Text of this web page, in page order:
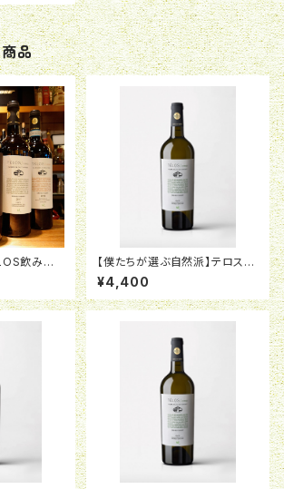
品
飲み比
【僕たちが選ぶ自然派】テロス
イル・ビアンコ2021カスタニェー
ディ<16770>
¥4,400